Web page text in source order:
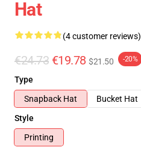
Hat
(4 customer reviews)
€24.73 €19.78 $21.50 -20%
Type
Snapback Hat
Bucket Hat
Style
Printing